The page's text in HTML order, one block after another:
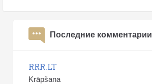
Последние комментарии
RRR.LT
Krāpšana